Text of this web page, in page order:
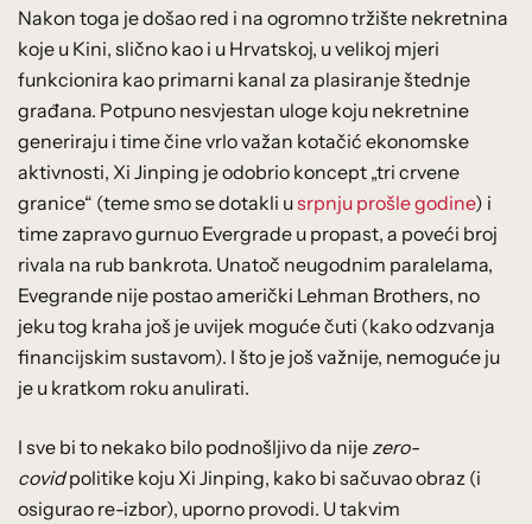
Nakon toga je došao red i na ogromno tržište nekretnina
koje u Kini, slično kao i u Hrvatskoj, u velikoj mjeri
funkcionira kao primarni kanal za plasiranje štednje
građana. Potpuno nesvjestan uloge koju nekretnine
generiraju i time čine vrlo važan kotačić ekonomske
aktivnosti, Xi Jinping je odobrio koncept „tri crvene
granice“ (teme smo se dotakli usrpnju prošle godine) i
time zapravo gurnuo Evergrade u propast, a poveći broj
rivala na rub bankrota. Unatoč neugodnim paralelama,
Evegrande nije postao američki Lehman Brothers, no
jeku tog kraha još je uvijek moguće čuti (kako odzvanja
financijskim sustavom). I što je još važnije, nemoguće ju
je u kratkom roku anulirati.
I sve bi to nekako bilo podnošljivo da nije zero-
covidpolitike koju Xi Jinping, kako bi sačuvao obraz (i
osigurao re-izbor), uporno provodi. U takvim